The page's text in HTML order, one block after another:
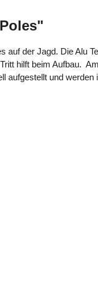
der Jagd. Die Alu
hilft beim Aufbau.
und werden